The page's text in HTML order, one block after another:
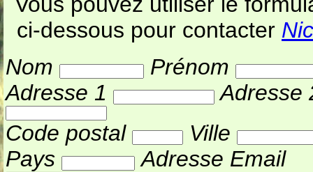
ci-dessous pour contacter
Nom
Prénom
Adresse 1
Adresse
Code postal
Ville
Pays
Adresse Email